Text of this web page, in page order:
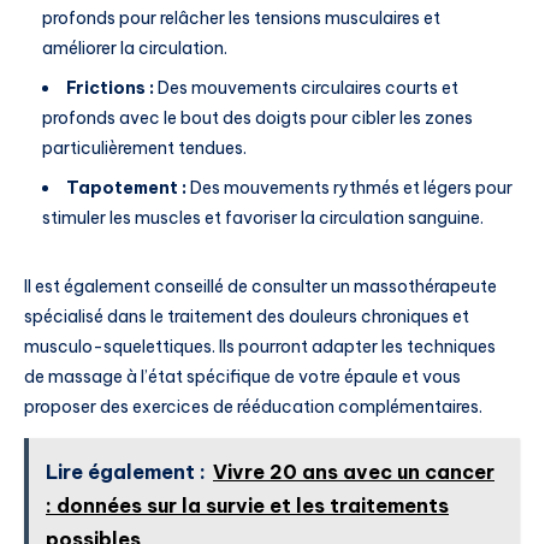
profonds pour relâcher les tensions musculaires et
améliorer la circulation.
Frictions :Des mouvements circulaires courts et
profonds avec le bout des doigts pour cibler les zones
particulièrement tendues.
Tapotement :Des mouvements rythmés et légers pour
stimuler les muscles et favoriser la circulation sanguine.
Il est également conseillé de consulter un massothérapeute
spécialisé dans le traitement des douleurs chroniques et
musculo-squelettiques. Ils pourront adapter les techniques
de massage à l’état spécifique de votre épaule et vous
proposer des exercices de rééducation complémentaires.
Lire également : Vivre 20 ans avec un cancer
: données sur la survie et les traitements
possibles